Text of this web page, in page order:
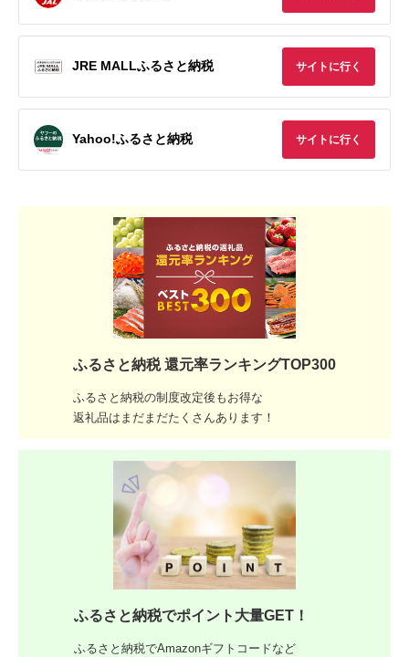
JRE MALLふるさと納税 サイトに行く
Yahoo!ふるさと納税 サイトに行く
ふるさと納税 還元率ランキングTOP300
ふるさと納税の制度改定後もお得な
返礼品はまだまだたくさんあります！
ふるさと納税でポイント大量GET！
ふるさと納税でAmazonギフトコードなど